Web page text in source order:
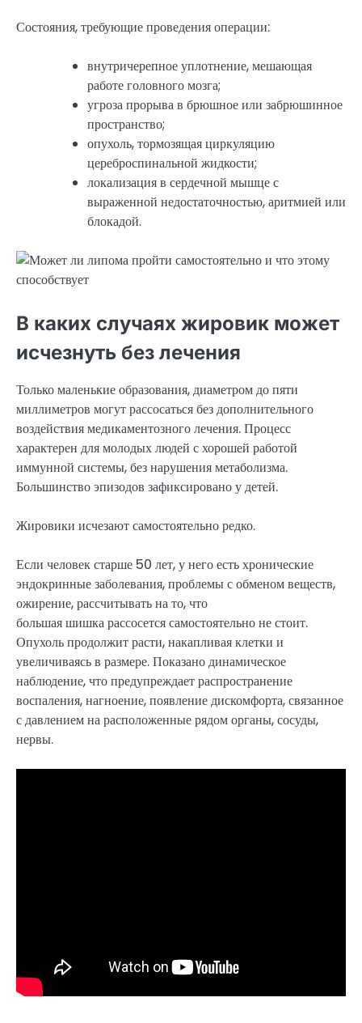
Состояния, требующие проведения операции:
внутричерепное уплотнение, мешающая
работе головного мозга;
угроза прорыва в брюшное или забрюшинное
пространство;
опухоль, тормозящая циркуляцию
цереброспинальной жидкости;
локализация в сердечной мышце с
выраженной недостаточностью, аритмией или
блокадой.
В каких случаях жировик может
исчезнуть без лечения
Только маленькие образования, диаметром до пяти
миллиметров могут рассосаться без дополнительного
воздействия медикаментозного лечения. Процесс
характерен для молодых людей с хорошей работой
иммунной системы, без нарушения метаболизма.
Большинство эпизодов зафиксировано у детей.
Жировики исчезают самостоятельно редко.
Если человек старше 50 лет, у него есть хронические
эндокринные заболевания, проблемы с обменом веществ,
ожирение, рассчитывать на то, что
большая шишка рассосется самостоятельно не стоит.
Опухоль продолжит расти, накапливая клетки и
увеличиваясь в размере. Показано динамическое
наблюдение, что предупреждает распространение
воспаления, нагноение, появление дискомфорта, связанное
с давлением на расположенные рядом органы, сосуды,
нервы.